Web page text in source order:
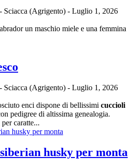
- Sciacca (Agrigento) - Luglio 1, 2026
un maschio miele e una femmina
- Sciacca (Agrigento) - Luglio 1, 2026
enci dispone di bellissimi cuccioli
pedigree di altissima genealogia.
caratte...
husky per monta